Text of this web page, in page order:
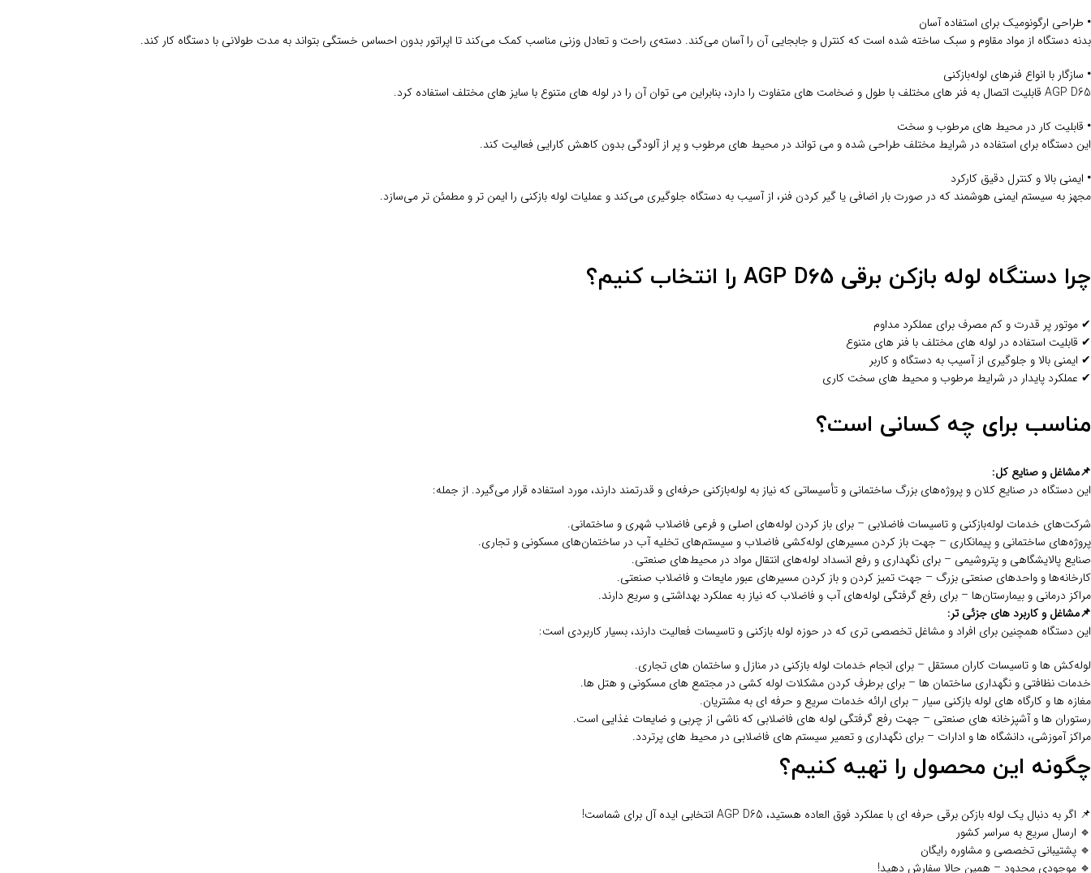
• طراحی ارگونومیک برای استفاده آسان
بدنه دستگاه از مواد مقاوم و سبک ساخته شده است که کنترل و جابجایی آن را آسان می‌کند. دسته‌ی راحت و تعادل وزنی مناسب کمک می‌کند تا اپراتور بدون احساس خستگی بتواند به مدت طولانی با دستگاه کار کند.
• سازگار با انواع فنرهای لوله‌بازکنی
AGP D65 قابلیت اتصال به فنر های مختلف با طول و ضخامت‌ های متفاوت را دارد، بنابراین می‌ توان آن را در لوله‌ های متنوع با سایز های مختلف استفاده کرد.
• قابلیت کار در محیط‌ های مرطوب و سخت
این دستگاه برای استفاده در شرایط مختلف طراحی شده و می‌ تواند در محیط‌ های مرطوب و پر از آلودگی بدون کاهش کارایی فعالیت کند.
• ایمنی بالا و کنترل دقیق کارکرد
مجهز به سیستم ایمنی هوشمند که در صورت بار اضافی یا گیر کردن فنر، از آسیب به دستگاه جلوگیری می‌کند و عملیات لوله‌ بازکنی را ایمن‌ تر و مطمئن‌ تر می‌سازد.
چرا دستگاه لوله‌ بازکن برقی AGP D65 را انتخاب کنیم؟
✔ موتور پر قدرت و کم‌ مصرف برای عملکرد مداوم
✔ قابلیت استفاده در لوله‌ های مختلف با فنر های متنوع
✔ ایمنی بالا و جلوگیری از آسیب به دستگاه و کاربر
✔ عملکرد پایدار در شرایط مرطوب و محیط‌ های سخت کاری
مناسب برای چه کسانی است؟
📌مشاغل و صنایع کل:
این دستگاه در صنایع کلان و پروژه‌های بزرگ ساختمانی و تأسیساتی که نیاز به لوله‌بازکنی حرفه‌ای و قدرتمند دارند، مورد استفاده قرار می‌گیرد. از جمله:
شرکت‌های خدمات لوله‌بازکنی و تاسیسات فاضلابی – برای باز کردن لوله‌های اصلی و فرعی فاضلاب شهری و ساختمانی.
پروژه‌های ساختمانی و پیمانکاری – جهت باز کردن مسیرهای لوله‌کشی فاضلاب و سیستم‌های تخلیه آب در ساختمان‌های مسکونی و تجاری.
صنایع پالایشگاهی و پتروشیمی – برای نگهداری و رفع انسداد لوله‌های انتقال مواد در محیط‌های صنعتی.
کارخانه‌ها و واحدهای صنعتی بزرگ – جهت تمیز کردن و باز کردن مسیرهای عبور مایعات و فاضلاب صنعتی.
مراکز درمانی و بیمارستان‌ها – برای رفع گرفتگی لوله‌های آب و فاضلاب که نیاز به عملکرد بهداشتی و سریع دارند.
📌مشاغل و کاربرد های جزئی‌ تر:
این دستگاه همچنین برای افراد و مشاغل تخصصی‌ تری که در حوزه لوله‌ بازکنی و تاسیسات فعالیت دارند، بسیار کاربردی است:
لوله‌کش‌ ها و تاسیسات‌ کاران مستقل – برای انجام خدمات لوله‌ بازکنی در منازل و ساختمان‌ های تجاری.
خدمات نظافتی و نگهداری ساختمان‌ ها – برای برطرف کردن مشکلات لوله‌ کشی در مجتمع‌ های مسکونی و هتل‌ ها.
مغازه‌ ها و کارگاه‌ های لوله‌ بازکنی سیار – برای ارائه خدمات سریع و حرفه‌ ای به مشتریان.
رستوران‌ ها و آشپزخانه‌ های صنعتی – جهت رفع گرفتگی لوله‌ های فاضلابی که ناشی از چربی و ضایعات غذایی است.
مراکز آموزشی، دانشگاه‌ ها و ادارات – برای نگهداری و تعمیر سیستم‌ های فاضلابی در محیط‌ های پرتردد.
چگونه این محصول را تهیه کنیم؟
📌 اگر به دنبال یک لوله‌ بازکن برقی حرفه‌ ای با عملکرد فوق‌ العاده هستید، AGP D65 انتخابی ایده‌ آل برای شماست!
🔹 ارسال سریع به سراسر کشور
🔹 پشتیبانی تخصصی و مشاوره رایگان
🔹 موجودی محدود – همین حالا سفارش دهید!